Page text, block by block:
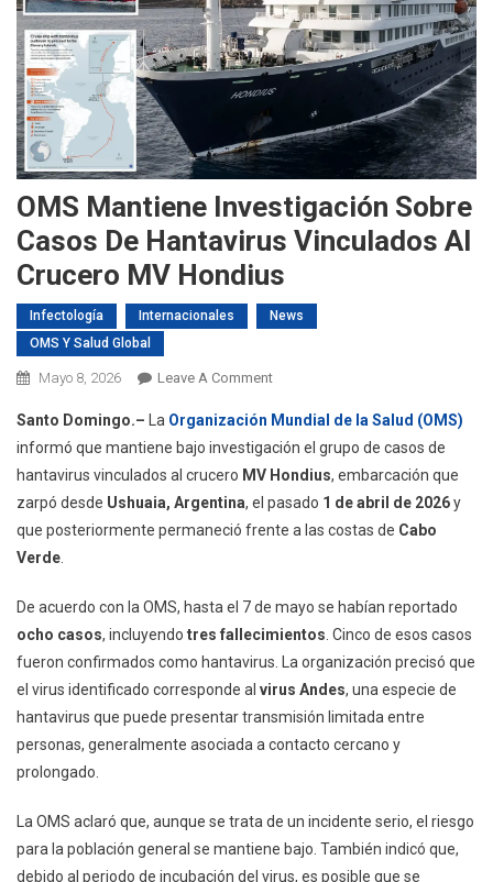
OMS Mantiene Investigación Sobre
Casos De Hantavirus Vinculados Al
Crucero MV Hondius
Infectología Internacionales
News
OMS Y Salud Global
Mayo 8, 2026 Leave A CommentOn
Mantiene
Investigación
Sobre
Casos
De
Al
Crucero
MV
Hondius
Santo Domingo.– La Organización Mundial de la Salud (OMS)
informó que mantiene bajo investigación el grupo de casos de
hantavirus vinculados al crucero MV Hondius, embarcación que
zarpó desde Ushuaia, Argentina, el pasado 1 de abril de 2026y
que posteriormente permaneció frente a las costas de Cabo
Verde.
De acuerdo con la OMS, hasta el 7 de mayo se habían reportado
ocho casos, incluyendo tres fallecimientos. Cinco de esos casos
fueron confirmados como hantavirus. La organización precisó que
el virus identificado corresponde al virus Andes, una especie de
hantavirus que puede presentar transmisión limitada entre
personas, generalmente asociada a contacto cercano y
prolongado.
La OMS aclaró que, aunque se trata de un incidente serio, el riesgo
para la población general se mantiene bajo. También indicó que,
debido al periodo de incubación del virus, es posible que se